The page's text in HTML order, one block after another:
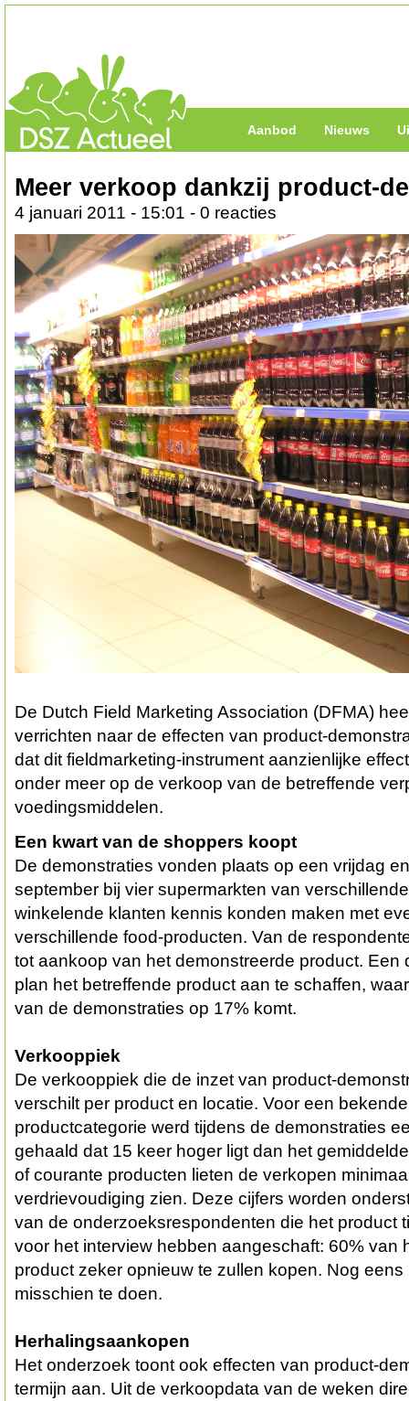
Aanbod Nieuws
Meer verkoop dankzij product-
4 januari 2011 - 15:01 - 0 reacties
De Dutch Field Marketing Association (DFMA)
verrichten naar de effecten van product-
dat dit fieldmarketing-instrument aanzienlijke
onder meer op de verkoop van de betreffende
voedingsmiddelen.
Een kwart van de shoppers koopt
De demonstraties vonden plaats op een vrijdag
september bij vier supermarkten van
winkelende klanten kennis konden maken met
verschillende food-producten. Van de
tot aankoop van het demonstreerde product. Een
plan het betreffende product aan te schaffen,
van de demonstraties op 17% komt.
Verkooppiek
De verkooppiek die de inzet van product-
verschilt per product en locatie. Voor een
productcategorie werd tijdens de demonstraties
gehaald dat 15 keer hoger ligt dan het
of courante producten lieten de verkopen
verdrievoudiging zien. Deze cijfers worden
van de onderzoeksrespondenten die het product
voor het interview hebben aangeschaft: 60% van
product zeker opnieuw te zullen kopen. Nog
misschien te doen.
Herhalingsaankopen
Het onderzoek toont ook effecten van product-
termijn aan. Uit de verkoopdata van de weken